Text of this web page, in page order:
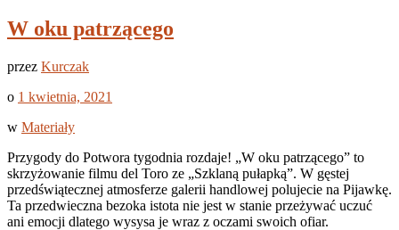
W oku patrzącego
przez Kurczak
o 1 kwietnia, 2021
w Materiały
Przygody do Potwora tygodnia rozdaje! „W oku patrzącego” to
skrzyżowanie filmu del Toro ze „Szklaną pułapką”. W gęstej
przedświątecznej atmosferze galerii handlowej polujecie na Pijawkę.
Ta przedwieczna bezoka istota nie jest w stanie przeżywać uczuć
ani emocji dlatego wysysa je wraz z oczami swoich ofiar.